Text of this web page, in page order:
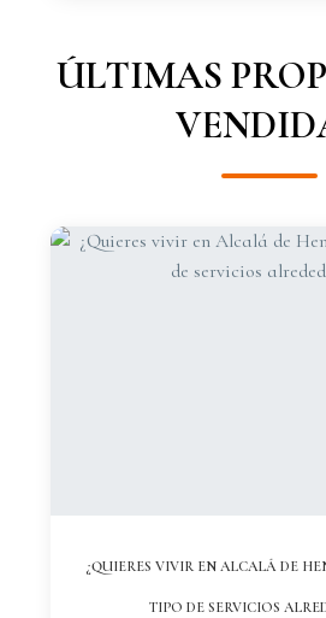
ÚLTIMAS
¿QUIERES VIVIR EN ALCALÁ DE
TIPO DE SERVICIOS